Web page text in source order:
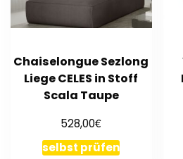
Chaiselongue Sezlong
Liege CELES in Stoff
Scala Taupe
528,00€
selbst prüfen